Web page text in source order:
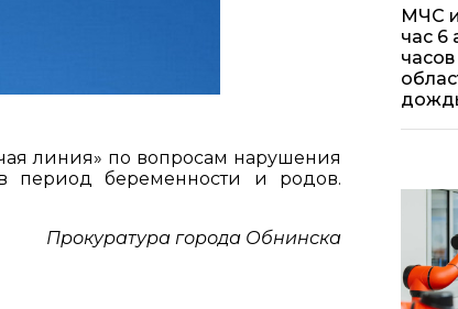
линия» по вопросам нарушения
беременности и родов.
Прокуратура города Обнинска
МЧС
час 6